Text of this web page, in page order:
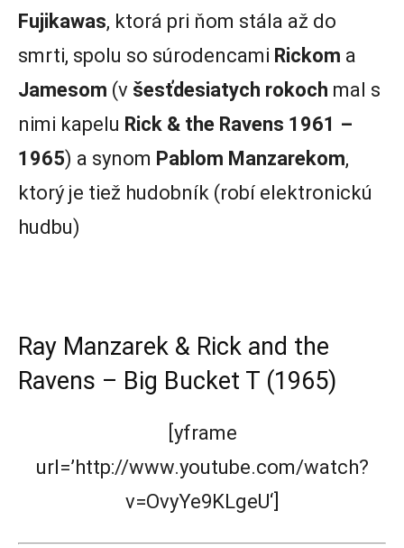
Fujikawas, ktorá pri ňom stála až do
smrti, spolu so súrodencami Rickom a
Jamesom (v šesťdesiatych rokoch mal s
nimi kapelu Rick & the Ravens 1961 –
1965) a synom Pablom Manzarekom,
ktorý je tiež hudobník (robí elektronickú
hudbu)
Ray Manzarek & Rick and the
Ravens – Big Bucket T (1965)
[yframe
url=’http://www.youtube.com/watch?
v=OvyYe9KLgeU‘]